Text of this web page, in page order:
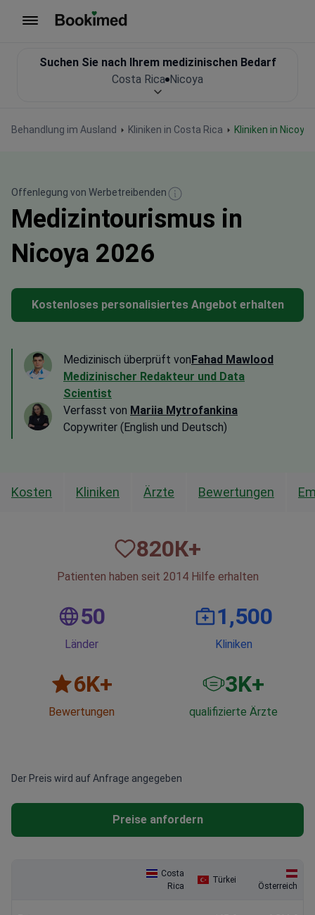
Behandlung im Ausland Kliniken in Costa Rica Kliniken in Nicoya
Suchen Sie nach Ihrem medizinischen Bedarf
Costa Rica Nicoya
Offenlegung von Werbetreibenden
Medizintourismus in
Nicoya 2026
Kostenloses personalisiertes Angebot erhalten
Medizinisch überprüft vonFahad Mawlood
Medizinischer Redakteur und Data
Scientist
Verfasst von Mariia Mytrofankina
Copywriter (English und Deutsch)
Kosten Kliniken Ärzte Bewertungen
820К+
Patienten haben seit 2014 Hilfe erhalten
50
Länder
1,500
Kliniken
6K+
Bewertungen
3K+
qualifizierte Ärzte
Der Preis wird auf Anfrage angegeben
Preise anfordern
Costa
Rica
Türkei
Österreich